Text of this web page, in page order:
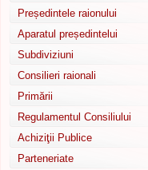
Președintele raionului
Aparatul președintelui
Subdiviziuni
Consilieri raionali
Primării
Regulamentul Consiliului
Achiziţii Publice
Parteneriate